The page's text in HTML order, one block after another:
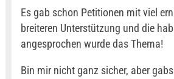
Es gab schon Petitionen mit viel
breiteren Unterstützung und die
angesprochen wurde das Thema!
Bin mir nicht ganz sicher, aber